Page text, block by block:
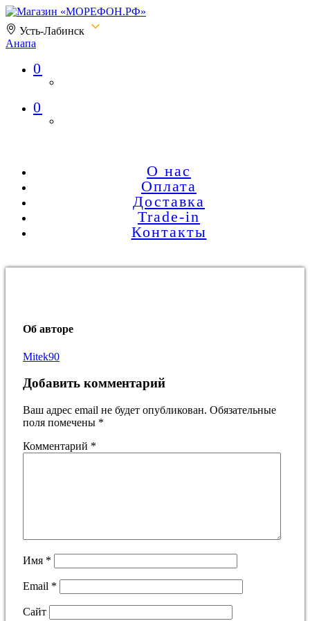
Усть-Лабинск
Анапа
Магазин «МОРЕФОН.РФ»
0
0
О нас
Оплата
Доставка
Trade-in
Контакты
Об авторе
Mitek90
Добавить комментарий
Ваш адрес email не будет опубликован. Обязательные
поля помечены *
Комментарий *
Имя *
Email *
Сайт